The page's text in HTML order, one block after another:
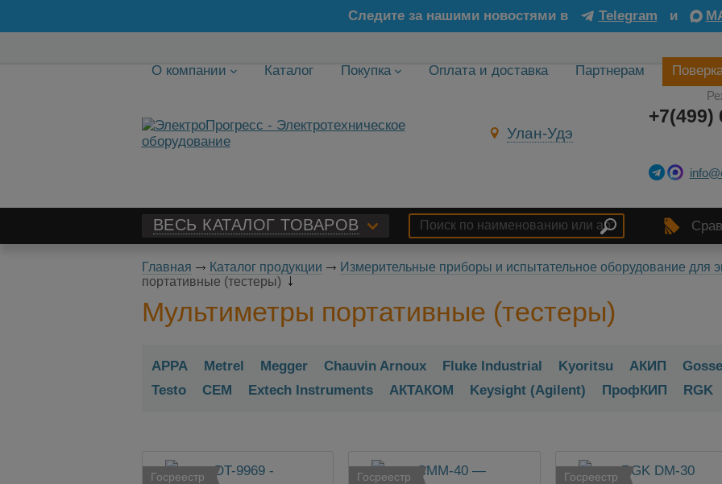
Следите за нашими новостями в Telegram и
О компании Каталог Покупка Оплата и доставка Партнерам
Улан-Удэ
+7(499)
ВЕСЬ КАТАЛОГ ТОВАРОВ
Главная Каталог продукции
Измерительные приборы и испытательное оборудование для
портативные (тестеры)
Мультиметры портативные (тестеры)
APPA Metrel Megger Chauvin Arnoux Fluke Industrial Kyoritsu АКИП
Testo
CEM Extech Instruments АКТАКОМ Keysight (Agilent) ПрофКИП RGK
Госреестр Госреестр Госреестр